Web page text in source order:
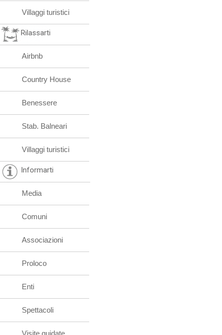
Villaggi turistici
Rilassarti
Airbnb
Country House
Benessere
Stab. Balneari
Villaggi turistici
Informarti
Media
Comuni
Associazioni
Proloco
Enti
Spettacoli
Visite guidate